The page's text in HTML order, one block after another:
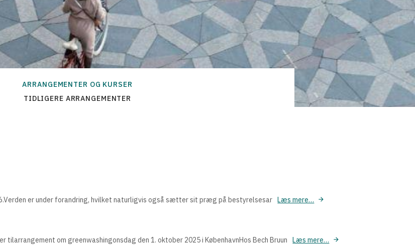
ARRANGEMENTER OG KURSER
TIDLIGERE ARRANGEMENTER
er under forandring, hvilket naturligvis også sætter sit præg på bestyrelsesar Læs mere…
om greenwashingonsdag den 1. oktober 2025 i KøbenhavnHos Bech Bruun Læs mere…